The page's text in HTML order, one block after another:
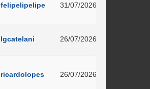
felipelipelipe 31/07/2026
lgcatelani 26/07/2026
ricardolopes 26/07/2026